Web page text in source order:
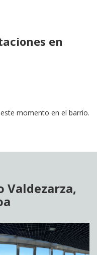
en
momento en el barrio.
Valdezarza,